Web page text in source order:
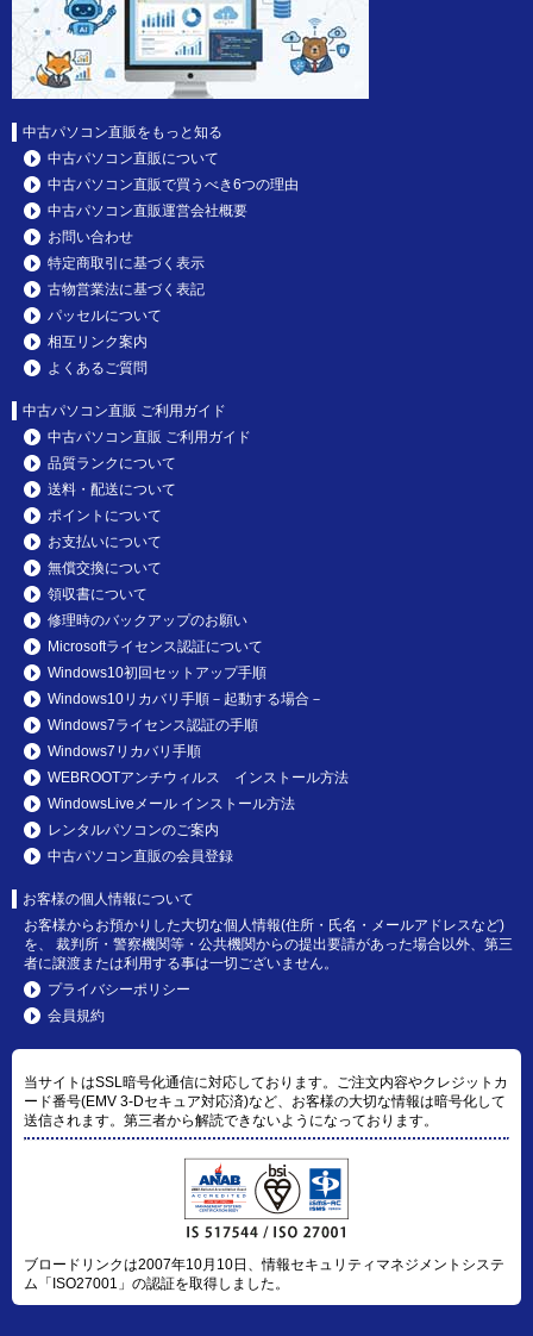
中古パソコン直販をもっと知る
中古パソコン直販について
中古パソコン直販で買うべき6つの理由
中古パソコン直販運営会社概要
お問い合わせ
特定商取引に基づく表示
古物営業法に基づく表記
パッセルについて
相互リンク案内
よくあるご質問
中古パソコン直販 ご利用ガイド
中古パソコン直販 ご利用ガイド
品質ランクについて
送料・配送について
ポイントについて
お支払いについて
無償交換について
領収書について
修理時のバックアップのお願い
Microsoftライセンス認証について
Windows10初回セットアップ手順
Windows10リカバリ手順－起動する場合－
Windows7ライセンス認証の手順
Windows7リカバリ手順
WEBROOTアンチウィルス インストール方法
WindowsLiveメール インストール方法
レンタルパソコンのご案内
中古パソコン直販の会員登録
お客様の個人情報について
お客様からお預かりした大切な個人情報(住所・氏名・メールアドレスなど)
を、 裁判所・警察機関等・公共機関からの提出要請があった場合以外、第三
者に譲渡または利用する事は一切ございません。
プライバシーポリシー
会員規約
当サイトはSSL暗号化通信に対応しております。ご注文内容やクレジットカ
ード番号(EMV 3-Dセキュア対応済)など、お客様の大切な情報は暗号化して
送信されます。第三者から解読できないようになっております。
ブロードリンクは2007年10月10日、情報セキュリティマネジメントシステ
ム「ISO27001」の認証を取得しました。